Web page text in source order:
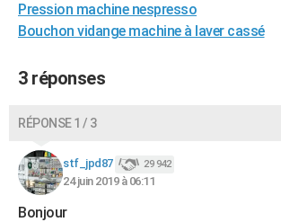
CARTE DE VOEUX
Dictionnaire
Biographies
Citations
Expressions
Proverbes
PROGRAMME TV
COPAINS D'AVANT
S'inscrire
Se connecter
Lycées
Collèges
Primaires
Universités
Entreprises
Service militaire
Avis de recherche
AVIS DE DÉCÈS
Pression machine nespresso
Bouchon vidange machine à laver cassé
3 réponses
RÉPONSE 1 / 3
stf_jpd87 29 942
24 juin 2019 à 06:11
Bonjour